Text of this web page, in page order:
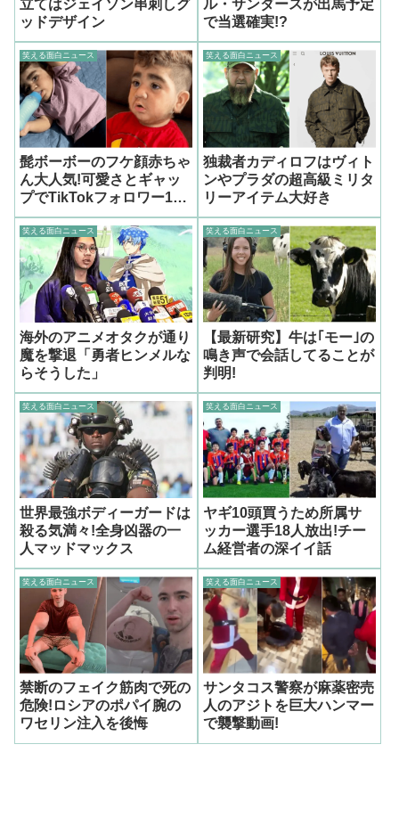
立てはジェイソン串刺しグ
ッドデザイン
ル・サンダースが出馬予定
で当選確実!?
笑える面白ニュース
髭ボーボーのフケ顔赤ちゃ
ん大人気!可愛さとギャッ
プでTikTokフォロワー10
万突破
笑える面白ニュース
独裁者カディロフはヴィト
ンやプラダの超高級ミリタ
リーアイテム大好き
笑える面白ニュース
海外のアニメオタクが通り
魔を撃退「勇者ヒンメルな
らそうした」
笑える面白ニュース
【最新研究】牛は｢モー｣の
鳴き声で会話してることが
判明!
笑える面白ニュース
世界最強ボディーガードは
殺る気満々!全身凶器の一
人マッドマックス
笑える面白ニュース
ヤギ10頭買うため所属サ
ッカー選手18人放出!チー
ム経営者の深イイ話
笑える面白ニュース
禁断のフェイク筋肉で死の
危険!ロシアのポパイ腕の
ワセリン注入を後悔
笑える面白ニュース
サンタコス警察が麻薬密売
人のアジトを巨大ハンマー
で襲撃動画!